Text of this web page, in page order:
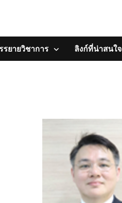
รยายวิชาการ ลิงก์ที่น่าสนใจ